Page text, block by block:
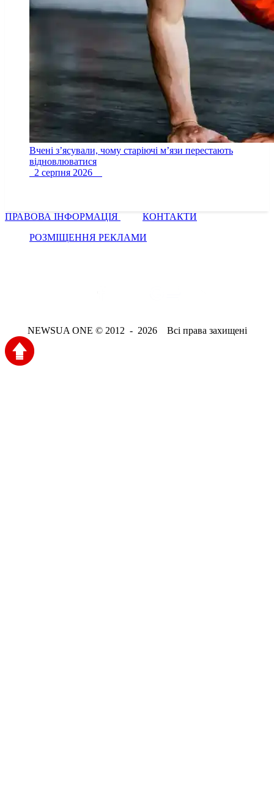
Вчені з’ясували, чому старіючі м’язи перестають
відновлюватися
2 серпня 2026
ПРАВОВА ІНФОРМАЦІЯ
КОНТАКТИ
РОЗМІЩЕННЯ РЕКЛАМИ
NEWSUA ONE © 2012 - 2026 Всі права захищені